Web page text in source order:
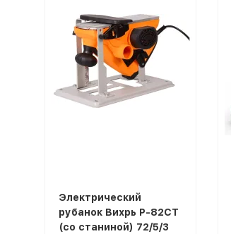
Электрический
рубанок Вихрь Р-82СТ
(со станиной) 72/5/3